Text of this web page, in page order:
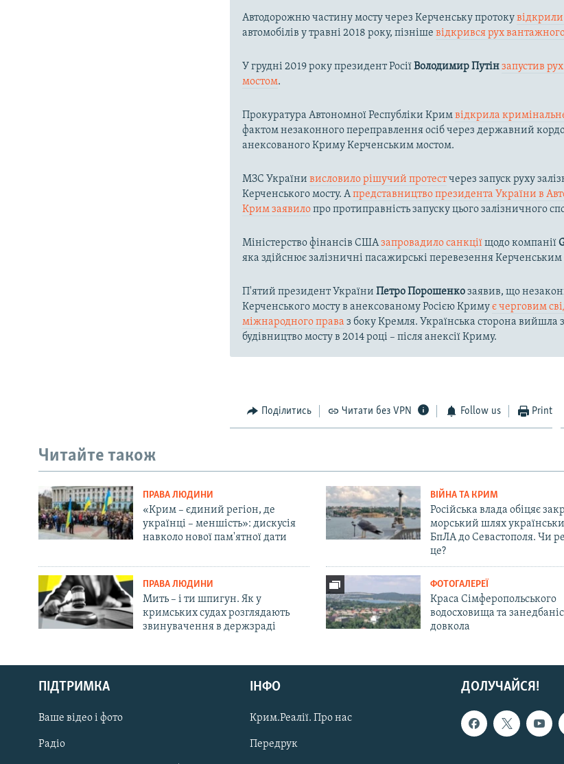
Русский
Qırımtatar
ДОЛУЧАЙСЯ!
Автодорожню частину мосту через Керченську протоку
автомобілів у травні 2018 року, пізнішевідкрився рух
У грудні 2019 року президент РосіїВолодимир Путінзапустив
мостом.
Прокуратура Автономної Республіки Кримвідкрила
фактом незаконного переправлення осіб через державний
анексованого Криму Керченським мостом.
МЗС Українивисловило рішучий протестчерез запуск руху
Керченського мосту. Апредставництво президента України в
Крим заявилопро протиправність запуску цього залізничного
Міністерство фінансів СШАзапровадило санкціїщодо компанії
яка здійснює залізничні пасажирські перевезення
П'ятий президент УкраїниПетро Порошенкозаявив, що
Керченського мосту в анексованому Росією Кримує черговим
міжнародного права з боку Кремля. Українська сторона вийшла
будівництво мосту в 2014 році – після анексії Криму.
Поділитись Читати без VPN Follow us Print
Читайте також
ПРАВА ЛЮДИНИ
«Крим – єдиний регіон, де
українці – меншість»: дискусія
навколо нової пам'ятної дати
ВІЙНА ТА КРИМ
Російська влада обіцяє
морський шлях
БпЛА до Севастополя. Чи
це?
ПРАВА ЛЮДИНИ
Мить – і ти шпигун. Як у
кримських судах розглядають
звинувачення в держзраді
ФОТОГАЛЕРЕЇ
Краса Сімферопольського
водосховища та
довкола
ДОЛУЧАЙСЯ!
ПІДТРИМКА
Ваше відео і фото
Радіо
ІНФО
Крим.Реалії. Про нас
Передрук